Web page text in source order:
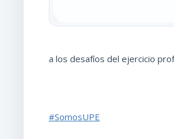
a los desafíos del ejercicio
#SomosUPE